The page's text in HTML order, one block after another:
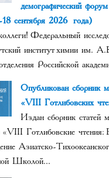
демографический
18 сентября 2026 года)
Федеральный
институт химии им.
Российской
Опубликован сборник
«VIII Готлибовских
Издан сборник статей
Готлибовские чтения:
Азиатско-
Школой...